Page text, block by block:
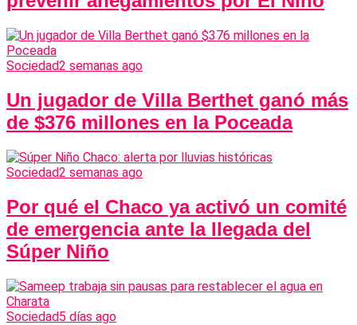
Sociedad2 semanas ago
Un jugador de Villa Berthet ganó más
de $376 millones en la Poceada
Sociedad2 semanas ago
Por qué el Chaco ya activó un comité
de emergencia ante la llegada del
Súper Niño
Sociedad5 días ago